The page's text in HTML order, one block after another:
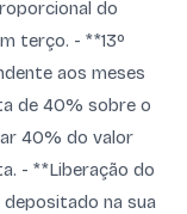
do
terço. - **13º
aos meses
de 40% sobre o
40% do valor
- **Liberação do
na sua